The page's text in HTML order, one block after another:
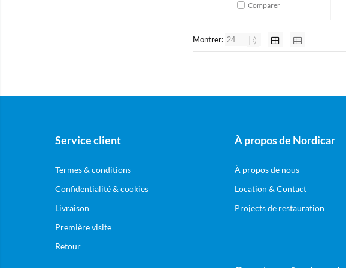
Comparer
Montrer:
Service client
Termes & conditions
Confidentialité & cookies
Livraison
Première visite
Retour
À propos de Nordicar
À propos de nous
Location & Contact
Projects de restauration